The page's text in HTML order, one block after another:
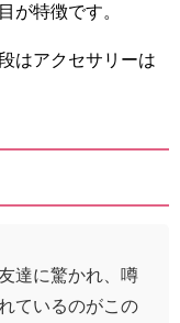
が特徴です。
はアクセサリーは
達に驚かれ、噂
ているのがこの